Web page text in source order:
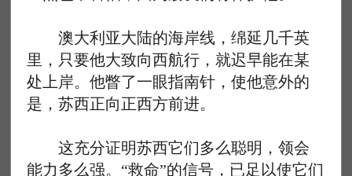
澳大利亚大陆的海岸线，绵延几千英
里，只要他大致向西航行，就迟早能在某
处上岸。他瞥了一眼指南针，使他意外的
是，苏西正向正西方前进。
这充分证明苏西它们多么聪明，领会
能力多么强。“救命”的信号，已足以使它们